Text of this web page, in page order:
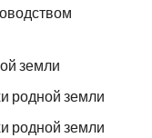
земли
родной земли
родной земли